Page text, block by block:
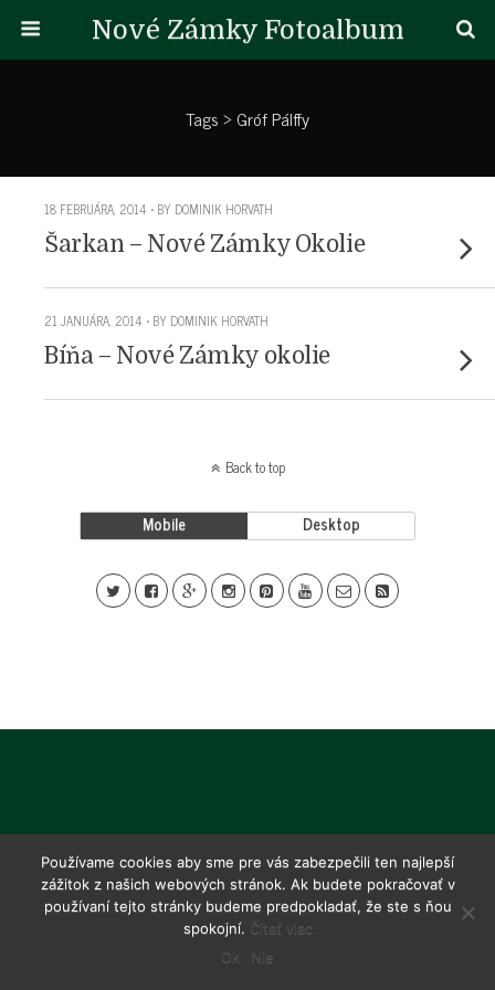
Nové Zámky Fotoalbum
Tags › Gróf Pálffy
18 FEBRUÁRA, 2014 • BY DOMINIK HORVATH
Šarkan – Nové Zámky Okolie
21 JANUÁRA, 2014 • BY DOMINIK HORVATH
Bíňa – Nové Zámky okolie
Back to top
Mobile Desktop
Používame cookies aby sme pre vás zabezpečili ten najlepší
zážitok z našich webových stránok. Ak budete pokračovať v
používaní tejto stránky budeme predpokladať, že ste s ňou
spokojní. Čítať viac
Ok
Nie